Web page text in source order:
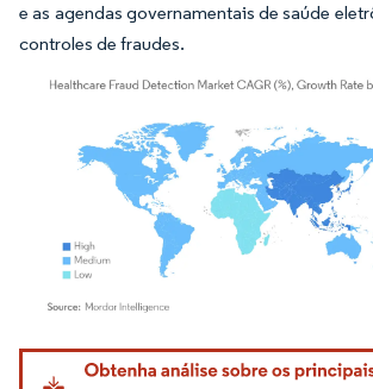
e as agendas governamentais de saúde
controles de fraudes.
Imagem © Mordor Intelligence. O reuso requer